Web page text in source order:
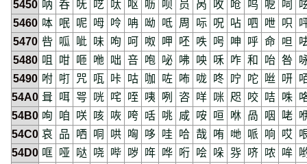
5450 呐 呑 呒 呓 呔 呕 呖 呗 员 呙 呚 呛 呜 呝 呞
5460 呠 呡 呢 呣 呤 呥 呦 呧 周 呩 呪 呫 呬 呭 呮
5470 呰 呱 呲 味 呴 呵 呶 呷 呸 呹 呺 呻 呼 命 呾
5480 咀 咁 咂 咃 咄 咅 咆 咇 咈 咉 咊 咋 和 咍 咎
5490 咐 咑 咒 咓 咔 咕 咖 咗 咘 咙 咚 咛 咜 咝 咞
54A0 咠 咡 咢 咣 咤 咥 咦 咧 咨 咩 咪 咫 咬 咭 咮
54B0 咰 咱 咲 咳 咴 咵 咶 咷 咸 咹 咺 咻 咼 咽 咾
54C0 哀 品 哂 哃 哄 哅 哆 哇 哈 哉 哊 哋 哌 响 哎
54D0 哐 哑 哒 哓 哔 哕 哖 哗 哘 哙 哚 哛 哜 哝 哞